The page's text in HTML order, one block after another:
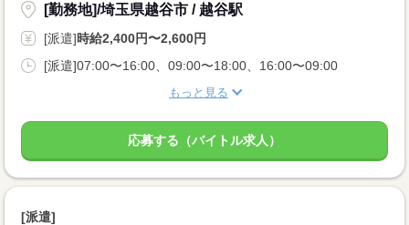
[勤務地]/埼玉県越谷市 / 越谷駅
[派遣]時給2,400円〜2,600円
[派遣]07:00〜16:00、09:00〜18:00、16:00〜09:00
もっと見る
応募する（バイトル求人）
[派遣]